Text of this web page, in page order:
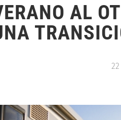
AL
22